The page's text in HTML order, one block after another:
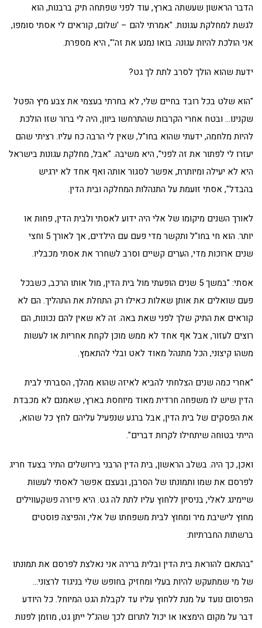
הדבר הראשון שעשתה בארץ, עוד לפני שפתחה תיק ברבנות, הוא
לגשת למחלקת עגונות. "אמרתי להם – 'שלום, קוראים לי אסתי סומפו,
אני הולכת להיות עגונה. בואו נמנע את זה'", היא מספרת.
ידעת שהוא הולך לסרב לתת לך גט?
"הוא שלט בכל רובד בחיים שלי, לא בחרתי בעצמי את צבע מיץ הפטל
שקנינו… ובטח אחרי הקרבות שהתרחשו ביוון, היה לי ברור שזו הולכת
להיות מלחמה, ידעתי שהוא בחו"ל, שאין לי הרבה כח עליו. רציתי שהם
יעזרו לי לפתור את זה לפני", היא משיבה. "אבל, מחלקת עגונות בישראל
היא לא יעילה ומיותרת, אפשר לסגור אותה ואף אחד לא ירגיש
בהבדל", אסתי זועמת על התנהלות המחלקה ובית הדין.
לאורך השנים מיקומו של אלי היה ידוע לאסתי ולבית הדין, פחות או
יותר. הוא חי בחו"ל ותקשר מדי פעם עם הילדים, אך לאורך 5 וחצי
שנים ארוכות מדי, הערים קשיים וסרב לשחרר את אסתי מכבליו.
אסתי: "במשך 5 שנים הופעתי מול בית הדין, מול אותו הרכב, כשבכל
פעם שואלים את אותן שאלות כאילו רק התחלת את התהליך. הם לא
קוראים את התיק שלך לפני שאת באה. זה לא שאין להם נכונות, הם
רוצים לעזור, אבל אף אחד לא ממש מוכן לקחת אחריות או לעשות
משהו קיצוני, הכל מתנהל מאוד לאט ובלי להתאמץ.
"אחרי כמה שנים הצלחתי להביא לאיזה שהוא מהלך, הסברתי לבית
הדין שיש לו משפחה חרדית מאוד מיוחסת בארץ, שאמנם לא מכבדת
את הפסקים של בית הדין, אבל ברגע שנפעיל עליהם לחץ כל שהוא,
הייתי בטוחה שיתחילו לקרות דברים".
ואכן, כך היה. בשלב הראשון, בית הדין הרבני בירושלים התיר בצעד חריג
לפרסם את שמו ותמונתו של הסרבן, ובעצם אפשר לאסתי לעשות
שיימינג לאלי, בניסיון ללחוץ עליו לתת לה גט. היא פיזרה פשקעווילים
מחוץ לישיבת מיר ומחוץ לבית משפחתו של אלי, והפיצה פוסטים
ברשתות החברתיות:
"בהתאם להוראת בית הדין ובלית ברירה אני נאלצת לפרסם את תמונתו
של מי שמתעקש להיות בעלי ומחזיק בחופש שלי בניגוד לרצוני…
הפרסום נועד על מנת ללחוץ עליו עד לקבלת הגט המיוחל. כל היודע
דבר על מקום הימצאו או יכול לתרום לכך שהנ"ל ייתן גט, מוזמן לפנות